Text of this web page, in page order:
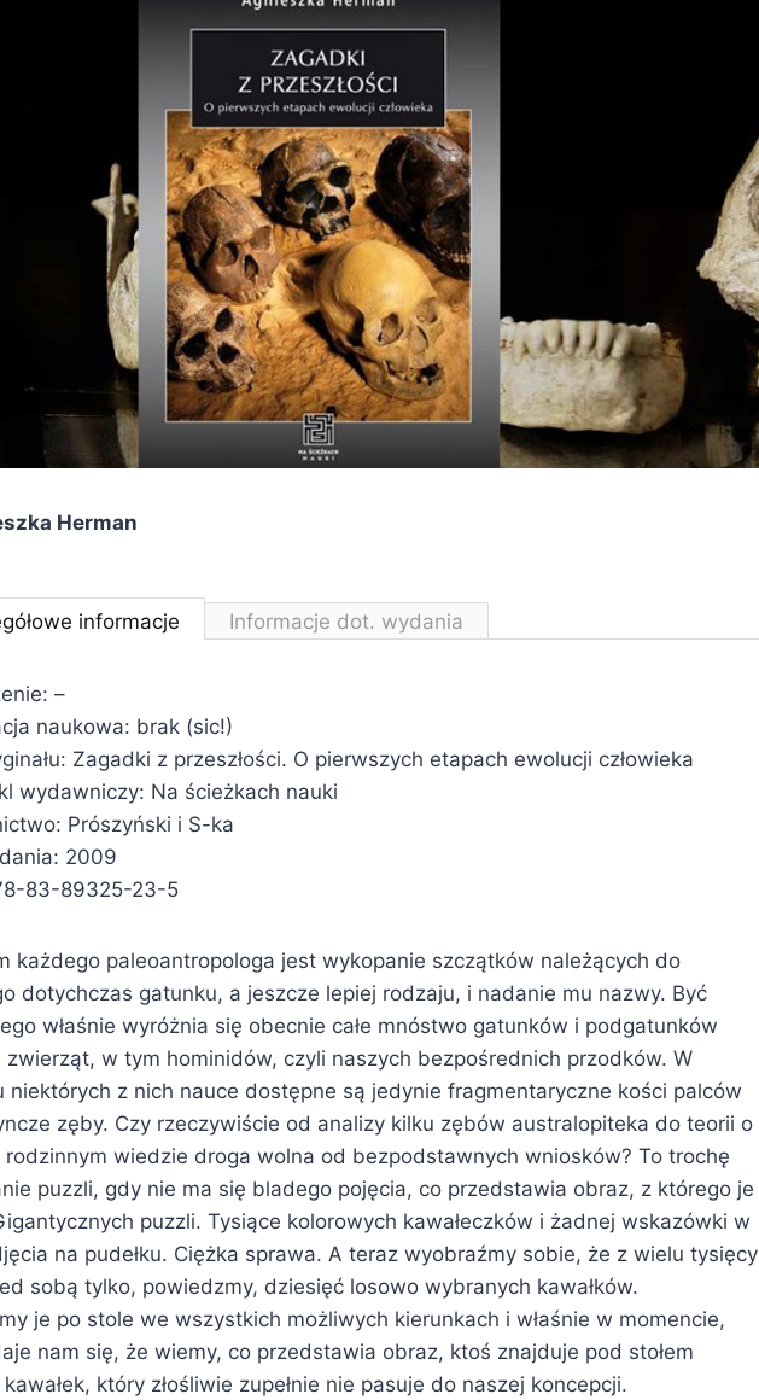
Herman
informacje Informacje dot. wydania
–
naukowa: brak (sic!)
Zagadki z przeszłości. O pierwszych etapach ewolucji człowieka
wydawniczy: Na ścieżkach nauki
Prószyński i S-ka
2009
83-89325-23-5
każdego paleoantropologa jest wykopanie szczątków należących do
dotychczas gatunku, a jeszcze lepiej rodzaju, i nadanie mu nazwy. Być
właśnie wyróżnia się obecnie całe mnóstwo gatunków i podgatunków
zwierząt, w tym hominidów, czyli naszych bezpośrednich przodków. W
niektórych z nich nauce dostępne są jedynie fragmentaryczne kości palców
zęby. Czy rzeczywiście od analizy kilku zębów australopiteka do teorii o
rodzinnym wiedzie droga wolna od bezpodstawnych wniosków? To trochę
puzzli, gdy nie ma się bladego pojęcia, co przedstawia obraz, z którego je
puzzli. Tysiące kolorowych kawałeczków i żadnej wskazówki w
na pudełku. Ciężka sprawa. A teraz wyobraźmy sobie, że z wielu tysięcy
sobą tylko, powiedzmy, dziesięć losowo wybranych kawałków.
je po stole we wszystkich możliwych kierunkach i właśnie w momencie,
nam się, że wiemy, co przedstawia obraz, ktoś znajduje pod stołem
który złośliwie zupełnie nie pasuje do naszej koncepcji.